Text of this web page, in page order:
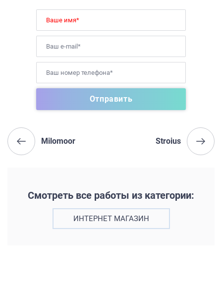
Milomoor Stroius
Смотреть все работы из категории:
ИНТЕРНЕТ МАГАЗИН